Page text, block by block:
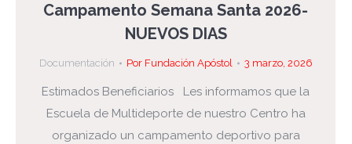
Campamento Semana Santa 2026-
NUEVOS DIAS
Documentación Por Fundación Apóstol 3 marzo, 2026
Estimados Beneficiarios Les informamos que la
Escuela de Multideporte de nuestro Centro ha
organizado un campamento deportivo para